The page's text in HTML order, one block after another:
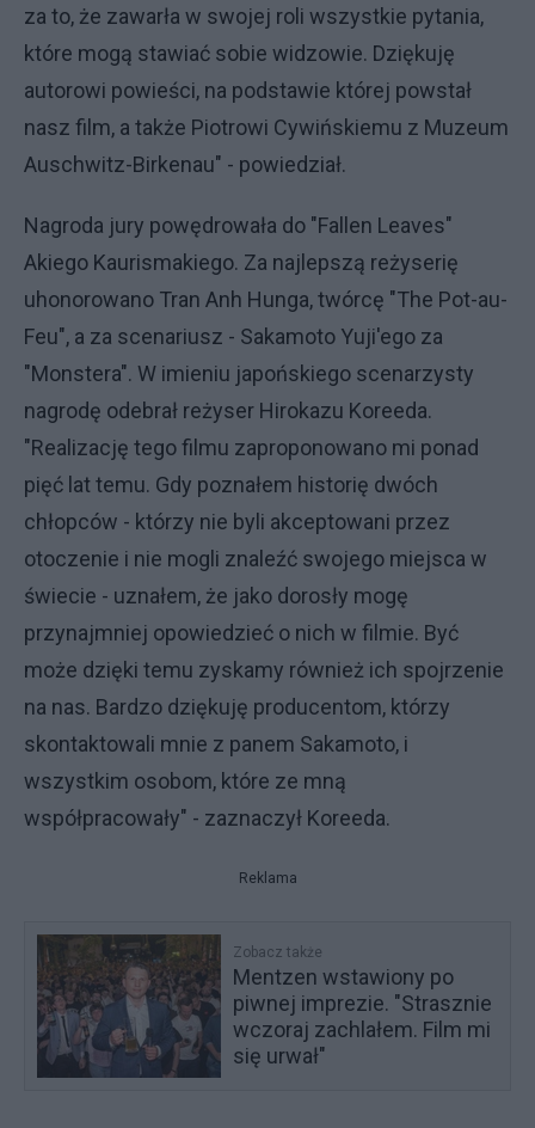
za to, że zawarła w swojej roli wszystkie pytania,
które mogą stawiać sobie widzowie. Dziękuję
autorowi powieści, na podstawie której powstał
nasz film, a także Piotrowi Cywińskiemu z Muzeum
Auschwitz-Birkenau" - powiedział.
Nagroda jury powędrowała do "Fallen Leaves"
Akiego Kaurismakiego. Za najlepszą reżyserię
uhonorowano Tran Anh Hunga, twórcę "The Pot-au-
Feu", a za scenariusz - Sakamoto Yuji'ego za
"Monstera". W imieniu japońskiego scenarzysty
nagrodę odebrał reżyser Hirokazu Koreeda.
"Realizację tego filmu zaproponowano mi ponad
pięć lat temu. Gdy poznałem historię dwóch
chłopców - którzy nie byli akceptowani przez
otoczenie i nie mogli znaleźć swojego miejsca w
świecie - uznałem, że jako dorosły mogę
przynajmniej opowiedzieć o nich w filmie. Być
może dzięki temu zyskamy również ich spojrzenie
na nas. Bardzo dziękuję producentom, którzy
skontaktowali mnie z panem Sakamoto, i
wszystkim osobom, które ze mną
współpracowały" - zaznaczył Koreeda.
Reklama
Zobacz także
Mentzen wstawiony po
piwnej imprezie. "Strasznie
wczoraj zachlałem. Film mi
się urwał"